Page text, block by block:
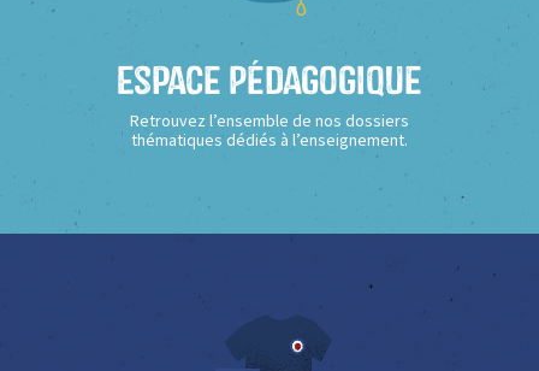
Espace Pédagogique
Retrouvez l’ensemble de nos dossiers
thématiques dédiés à l’enseignement.